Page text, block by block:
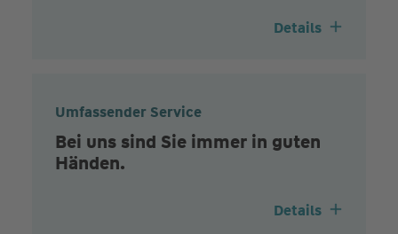
Details
Umfassender Service
Bei uns sind Sie immer in guten
Händen.
Details